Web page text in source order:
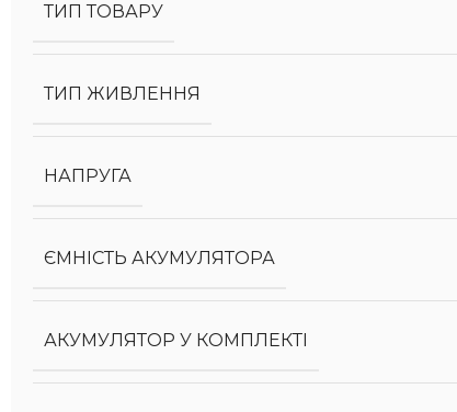
ТИП ТОВАРУ
ТИП ЖИВЛЕННЯ
НАПРУГА
ЄМНІСТЬ АКУМУЛЯТОРА
АКУМУЛЯТОР У КОМПЛЕКТІ